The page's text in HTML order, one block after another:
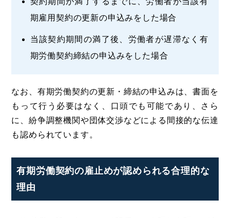
期雇用契約の更新の申込みをした場合
当該契約期間の満了後、労働者が遅滞なく有
期労働契約締結の申込みをした場合
なお、有期労働契約の更新・締結の申込みは、書面を
もって行う必要はなく、口頭でも可能であり、さら
に、紛争調整機関や団体交渉などによる間接的な伝達
も認められています。
有期労働契約の雇止めが認められる合理的な
理由